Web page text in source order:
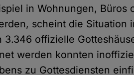
in Wohnungen, Büros
scheint die Situation
3.346 offizielle
werden konnten
zu Gottesdiensten